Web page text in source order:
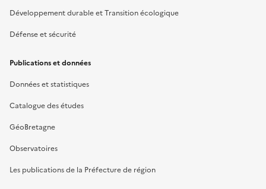
Développement durable et Transition écologique
Défense et sécurité
Publications et données
Données et statistiques
Catalogue des études
GéoBretagne
Observatoires
Les publications de la Préfecture de région